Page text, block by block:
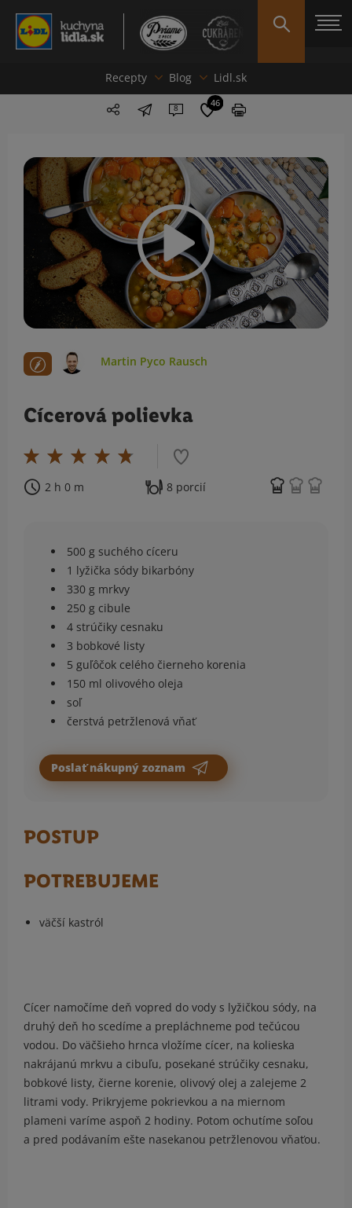
Recepty Blog Lidl.sk
8 46
Martin Pyco Rausch
Cícerová polievka
2 h 0 m 8 porcií
500 g suchého cíceru
1 lyžička sódy bikarbóny
330 g mrkvy
250 g cibule
4 strúčiky cesnaku
3 bobkové listy
5 guľôčok celého čierneho korenia
150 ml olivového oleja
soľ
čerstvá petržlenová vňať
Poslať nákupný zoznam
POSTUP
POTREBUJEME
väčší kastról
Cícer namočíme deň vopred do vody s lyžičkou sódy, na
druhý deň ho scedíme a prepláchneme pod tečúcou
vodou. Do väčšieho hrnca vložíme cícer, na kolieska
nakrájanú mrkvu a cibuľu, posekané strúčiky cesnaku,
bobkové listy, čierne korenie, olivový olej a zalejeme 2
litrami vody. Prikryjeme pokrievkou a na miernom
plameni varíme aspoň 2 hodiny. Potom ochutíme soľou
a pred podávaním ešte nasekanou petržlenovou vňaťou.